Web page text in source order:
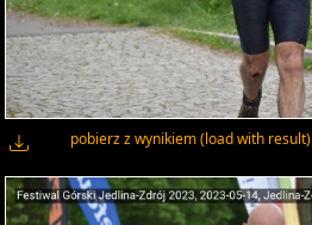
pobierz z wynikiem (load with result)